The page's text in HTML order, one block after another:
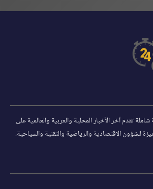
تقدم آخر الأخبار المحلية والعربية والعالمية على
للشؤون الاقتصادية والرياضية والتقنية والسياحية.